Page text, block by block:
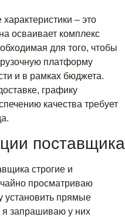
– это
осваивает комплекс
для того, чтобы
платформу
и в рамках бюджета.
графику
качества требует
поставщика
строгие и
просматриваю
установить прямые
запрашиваю у них